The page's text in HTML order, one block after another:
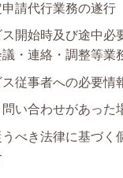
請代行業務の遂行
開始時及び途中必
議・連絡・調整
従事者への必要情
い合わせがあった
べき法律に基づく